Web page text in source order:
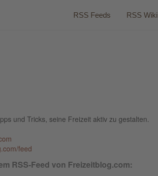
RSS Feeds RSS Wiki
und Tricks, seine Freizeit aktiv zu gestalten.
feed
RSS-Feed von Freizeitblog.com: